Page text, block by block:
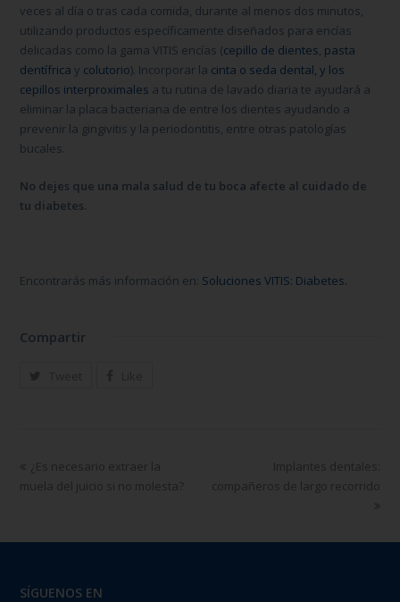
veces al día o tras cada comida, durante al menos dos minutos,
utilizando productos específicamente diseñados para encías
delicadas como la gama VITIS encías (cepillo de dientes, pasta
dentífrica y colutorio). Incorporar la cinta o seda dental, y los
cepillos interproximales a tu rutina de lavado diaria te ayudará a
eliminar la placa bacteriana de entre los dientes ayudando a
prevenir la gingivitis y la periodontitis, entre otras patologías
bucales.
No dejes que una mala salud de tu boca afecte al cuidado de
tu diabetes.
Encontrarás más información en: Soluciones VITIS: Diabetes.
Compartir
¿Es necesario extraer la
muela del juicio si no molesta?
Implantes dentales:
compañeros de largo recorrido
SÍGUENOS EN